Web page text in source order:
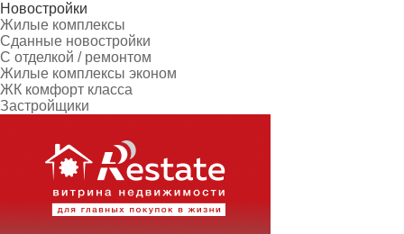
Новостройки
Жилые комплексы
Сданные новостройки
С отделкой / ремонтом
Жилые комплексы эконом
ЖК комфорт класса
Застройщики